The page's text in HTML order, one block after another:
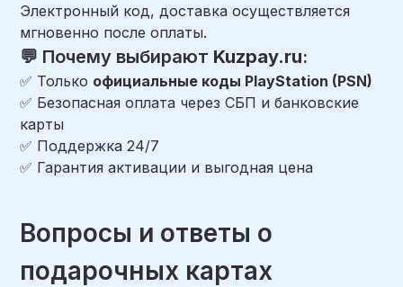
Электронный код, доставка осуществляется
мгновенно после оплаты.
💬 Почему выбирают Kuzpay.ru:
✅ Только официальные коды PlayStation (PSN)
✅ Безопасная оплата через СБП и банковские
карты
✅ Поддержка 24/7
✅ Гарантия активации и выгодная цена
Вопросы и ответы о
подарочных картах